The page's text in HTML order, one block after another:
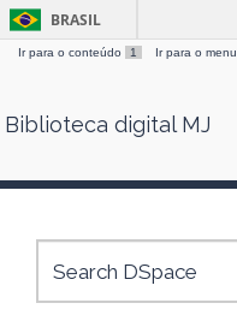
Skip
BRASIL
Ir para o conteúdo 1 Ir para o menu
Biblioteca digital MJ